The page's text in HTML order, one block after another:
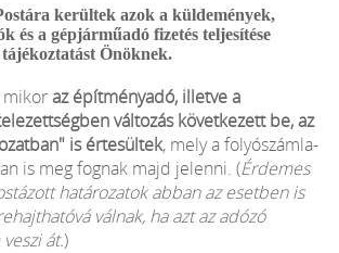
kerültek azok a küldemények,
és a gépjárműadó fizetés teljesítése
Önöknek.
mikoraz építményadó, illetve a
változás következett be, az
is értesültek, mely a folyószámla-
is meg fognak majd jelenni. (Érdemes
határozatok abban az esetben is
válnak, ha azt az adózó
át.)